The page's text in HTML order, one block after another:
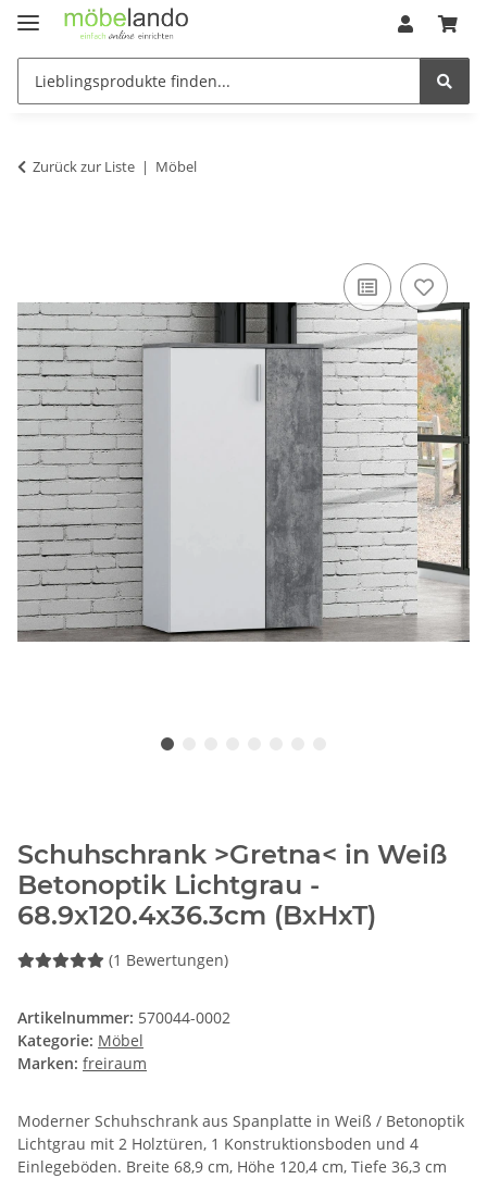
Zurück zur Liste Möbel
Schuhschrank >Gretna< in Weiß
Betonoptik Lichtgrau -
68.9x120.4x36.3cm (BxHxT)
(1 Bewertungen)
Artikelnummer: 570044-0002
Kategorie: Möbel
Marken: freiraum
Moderner Schuhschrank aus Spanplatte in Weiß / Betonoptik
Lichtgrau mit 2 Holztüren, 1 Konstruktionsboden und 4
Einlegeböden. Breite 68,9 cm, Höhe 120,4 cm, Tiefe 36,3 cm